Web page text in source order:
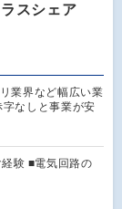
スシェア
業界など幅広い業
なしと事業が安
験 ■電気回路の